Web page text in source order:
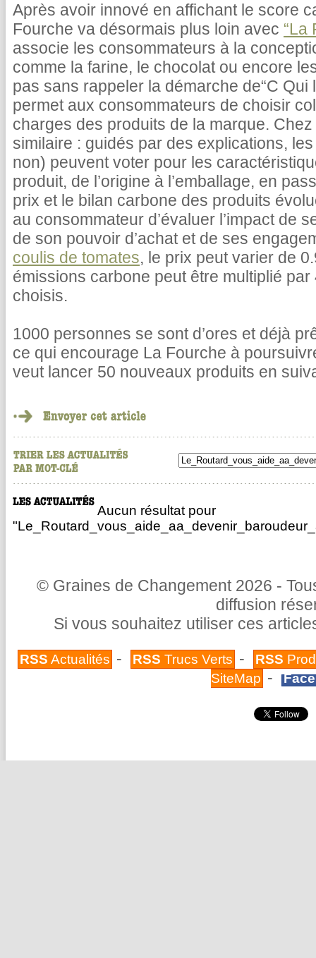
Après avoir innové en affichant le score
Fourche va désormais plus loin avec “La
associe les consommateurs à la
comme la farine, le chocolat ou encore
pas sans rappeler la démarche de“C Qui
permet aux consommateurs de choisir
charges des produits de la marque.
similaire : guidés par des explications,
non) peuvent voter pour les
produit, de l’origine à l’emballage, en
prix et le bilan carbone des produits
au consommateur d’évaluer l’impact de
de son pouvoir d’achat et de ses
coulis de tomates, le prix peut varier de
émissions carbone peut être multiplié
choisis.
1000 personnes se sont d’ores et déjà
ce qui encourage La Fourche à
veut lancer 50 nouveaux produits en
Aucun résultat pour
© Graines de Changement 2026 -
diffusion
Si vous souhaitez utiliser ces
RSS Actualités - RSS Trucs Verts - RSS
SiteMap -